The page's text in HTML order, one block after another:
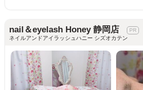
nail＆eyelash Honey 静岡店
ネイルアンドアイラッシュハニー シズオカテン